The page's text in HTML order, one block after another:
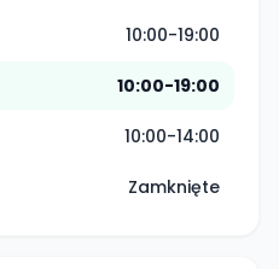
10:00-19:00
10:00-19:00
10:00-14:00
Zamknięte